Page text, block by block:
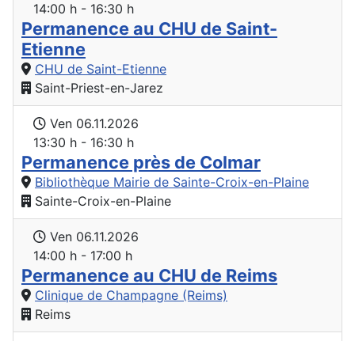
14:00 h - 16:30 h
Permanence au CHU de Saint-
Etienne
CHU de Saint-Etienne
Saint-Priest-en-Jarez
Ven 06.11.2026
13:30 h - 16:30 h
Permanence près de Colmar
Bibliothèque Mairie de Sainte-Croix-en-Plaine
Sainte-Croix-en-Plaine
Ven 06.11.2026
14:00 h - 17:00 h
Permanence au CHU de Reims
Clinique de Champagne (Reims)
Reims